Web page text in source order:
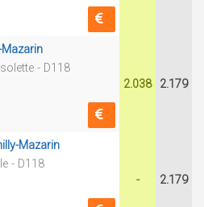
- D118
2.038 2.179
Mazarin
- D118
- 2.179